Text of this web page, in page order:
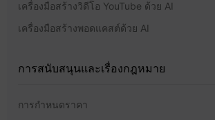
เครื่องมือสร้างวิดีโอ YouTube ด้วย AI
เครื่องมือสร้างพอดแคสต์ด้วย AI
การสนับสนุนและเรื่องกฎหมาย
การกำหนดราคา